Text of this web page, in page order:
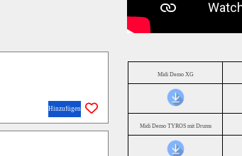
Hinzufügen
Midi Demo XG
Midi Demo TYROS mit Drums